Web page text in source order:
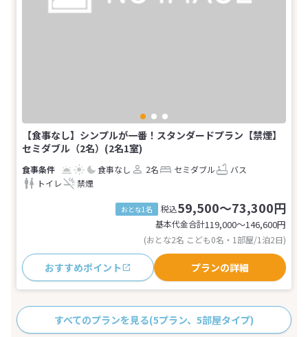
【食事なし】シンプルが一番！スタンダードプラン【禁煙】
セミダブル（2名）(2名1室)
食事なし 2名 セミダブル
バス
トイレ
禁煙
おとな1名 税込59,500～73,300円
基本代金合計119,000〜146,600円
(おとな2名 こども0名・1部屋/1泊2日)
おすすめポイント プランの詳細
すべてのプランを見る(5プラン、5部屋タイプ)